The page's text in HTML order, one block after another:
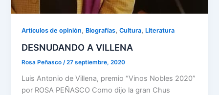
Artículos de opinión, Biografías,Cultura, Literatura
DESNUDANDO A VILLENA
Rosa Peñasco/27 septiembre, 2020
Luis Antonio de Villena, premio “Vinos Nobles 2020”
por ROSA PEÑASCO Como dijo la gran Chus